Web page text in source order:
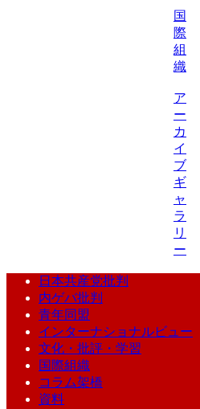
国
際
組
織
ア
ー
カ
イ
ブ
ギ
ャ
ラ
リ
ー
日本共産党批判
内ゲバ批判
青年同盟
インターナショナルビュー
文化・批評・学習
国際組織
コラム架橋
資料